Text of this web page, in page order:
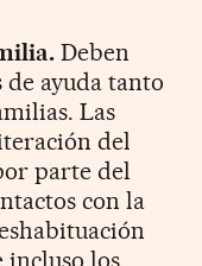
Deben
de ayuda tanto
Las
del
parte del
con la
incluso los